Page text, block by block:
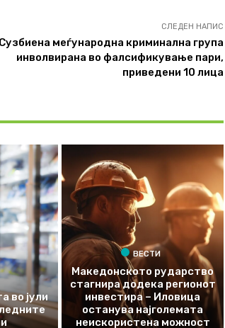
СЛЕДЕН НАПИС
Сузбиена меѓународна криминална група
инволвирана во фалсификување пари,
приведени 10 лица
во јули
ВЕСТИ
Македонското рударство
стагнира додека регионот
инвестира – Иловица
останува најголемата
неискористена можност